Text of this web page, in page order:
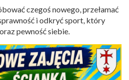
czegoś nowego, przełamać
i odkryć sport, który
pewność siebie.